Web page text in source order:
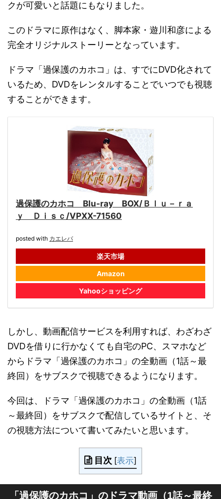
クが可愛いと話題にもなりました。
このドラマに原作はなく、脚本家・遊川和彦による
完全オリジナルストーリーとなっています。
ドラマ「過保護のカホコ」は、すでにDVD化されて
いるため、DVDをレンタルすることでいつでも視聴
することができます。
過保護のカホコ Blu-ray BOX/Ｂｌｕ－ｒａ
ｙ Ｄｉｓｃ/VPXX-71560
posted with カエレバ
楽天市場
Amazon
Yahooショッピング
しかし、動画配信サービスを利用すれば、わざわざ
DVDを借りに行かなくても自宅のPC、スマホなど
からドラマ「過保護のカホコ」の全動画（1話～最
終回）をサブスクで視聴できるようになります。
今回は、ドラマ「過保護のカホコ」の全動画（1話
～最終回）をサブスクで配信しているサイトと、そ
の視聴方法について書いてみたいと思います。
目次 [表示]
「過保護のカホコ」のドラマ動画（1話～最終